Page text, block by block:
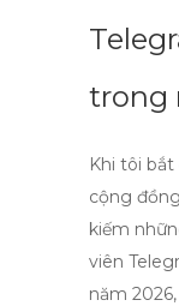
trong
Khi tôi
cộng
kiếm
viên
năm